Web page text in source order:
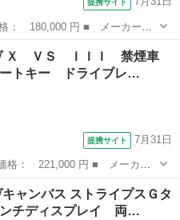
提携サイト
ーノ ■ グレード名： Ｘ エ
運転席エアバッグ 助手席エ
Ｘ ＶＳ ＩＩＩ 禁煙車
トキー ドライブレ…
提携サイト 7月31日
■ グレード名： Ｘ ＶＳ
ー ドライブレコーダー Ｅ
ャンバス ストライプスＧタ
チディスプレイ 両…